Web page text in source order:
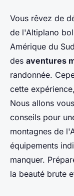
Quels
conseils
dans les
Vous rêvez de
de l'Altiplano
Amérique du
des aventures
randonnée.
cette
Nous allons
conseils pour
montagnes de
équipements
manquer.
la beauté brute